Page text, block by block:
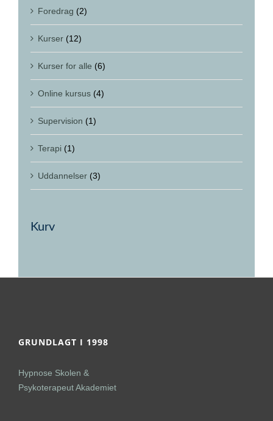
Foredrag (2)
Kurser (12)
Kurser for alle (6)
Online kursus (4)
Supervision (1)
Terapi (1)
Uddannelser (3)
Kurv
GRUNDLAGT I 1998
Hypnose Skolen &
Psykoterapeut Akademiet